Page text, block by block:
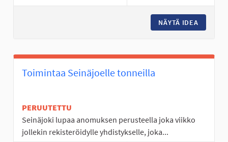
NÄYTÄ IDEA
Toimintaa Seinäjoelle tonneilla
PERUUTETTU
Seinäjoki lupaa anomuksen perusteella joka viikko
jollekin rekisteröidylle yhdistykselle, joka...